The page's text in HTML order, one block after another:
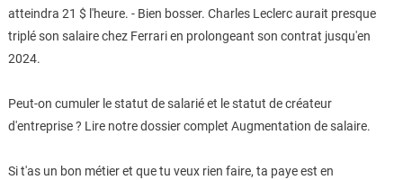
atteindra 21 $ l'heure. - Bien bosser. Charles Leclerc aurait presque
triplé son salaire chez Ferrari en prolongeant son contrat jusqu'en
2024.
Peut-on cumuler le statut de salarié et le statut de créateur
d'entreprise ? Lire notre dossier complet Augmentation de salaire.
Si t'as un bon métier et que tu veux rien faire, ta paye est en